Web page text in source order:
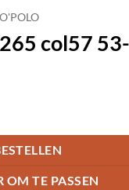
col57
OM TE PASSEN